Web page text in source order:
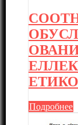
Подробнее